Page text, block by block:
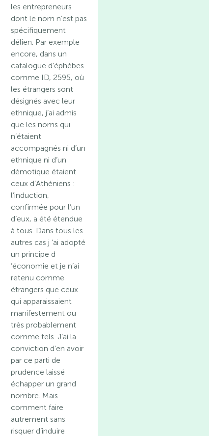
les entrepreneurs
dont le nom n’est pas
spécifiquement
délien. Par exemple
encore, dans un
catalogue d’éphèbes
comme ID, 2595, où
les étrangers sont
désignés avec leur
ethnique, j’ai admis
que les noms qui
n’étaient
accompagnés ni d’un
ethnique ni d’un
démotique étaient
ceux d’Athéniens :
l’induction,
confirmée pour l’un
d’eux, a été étendue
à tous. Dans tous les
autres cas j ’ai adopté
un principe d
’économie et je n’ai
retenu comme
étrangers que ceux
qui apparaissaient
manifestement ou
très probablement
comme tels. J’ai la
conviction d’en avoir
par ce parti de
prudence laissé
échapper un grand
nombre. Mais
comment faire
autrement sans
risquer d’induire